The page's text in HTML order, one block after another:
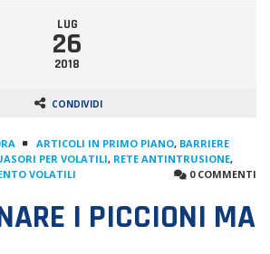
LUG
26
2018
CONDIVIDI
ARTICOLI IN PRIMO PIANO, BARRIERE
PER VOLATILI, RETE ANTINTRUSIONE,
VOLATILI
0 COMMENTI
I PICCIONI MA